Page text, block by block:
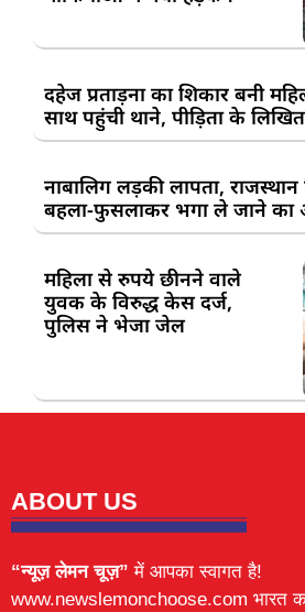
दहेज प्रताड़ना का शिकार बनी
साथ पहुंची थाने, पीड़िता के
नाबालिग लड़की लापता,
बहला-फुसलाकर भगा ले जाने का
महिला से रुपये छीनने वाले
युवक के विरुद्ध केस दर्ज,
पुलिस ने भेजा जेल
ABOUT US
“न्यूज़ लेमन चूज़” में आपका स्वागत है!
www.newslemonchoose.com भारत